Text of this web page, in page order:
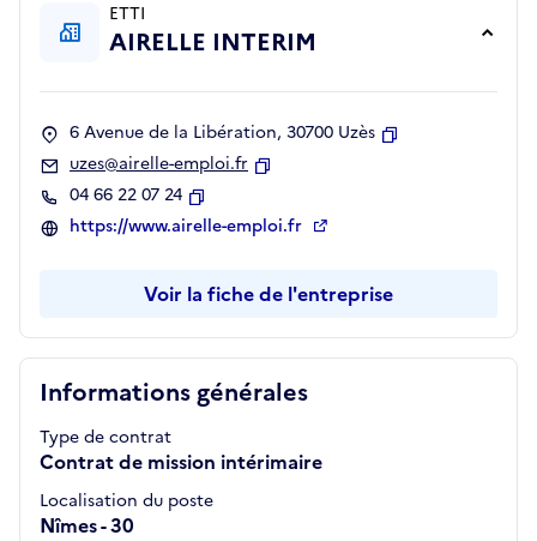
Informations générales
Type de contrat
Contrat de mission intérimaire
Localisation du poste
Nîmes - 30
ETTI
AIRELLE INTERIM
6 Avenue de la Libération, 30700 Uzès
uzes@airelle-emploi.fr
04 66 22 07 24
Copier
https://www.airelle-emploi.fr
Voir la fiche de l'entreprise